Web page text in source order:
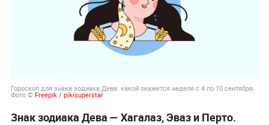
Гороскоп для знака зодиака Дева: какой окажется неделя с 4 по 10 сентября.
Фото © Freepik / pikisuperstar
Знак зодиака Дева — Хагалаз, Эваз и Перто.